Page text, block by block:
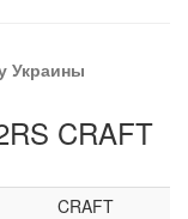
Украины
CRAFT
CRAFT